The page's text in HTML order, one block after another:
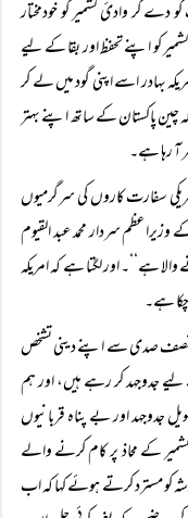
کر وادئ کشمیر کو خودمختار
کو اپنے تحفظ اور بقا کے لیے
بہادر اسے اپنی گود میں لے کر
پاکستان کے ساتھ اپنے بہتر
آ رہا ہے۔
سفارت کاروں کی سرگرمیوں
سردار محمد عبد القیوم
ہے‘‘۔ اور لگتا ہے کہ امریکہ
ہے۔
نصف صدی سے اپنے دینی تشخص
جدوجہد کر رہے ہیں، اور ہم
جدوجہد اور بے پناہ قربانیوں
کے محاذ پر کام کرنے والے
کو مسترد کرتے ہوئے کہا کہ اب